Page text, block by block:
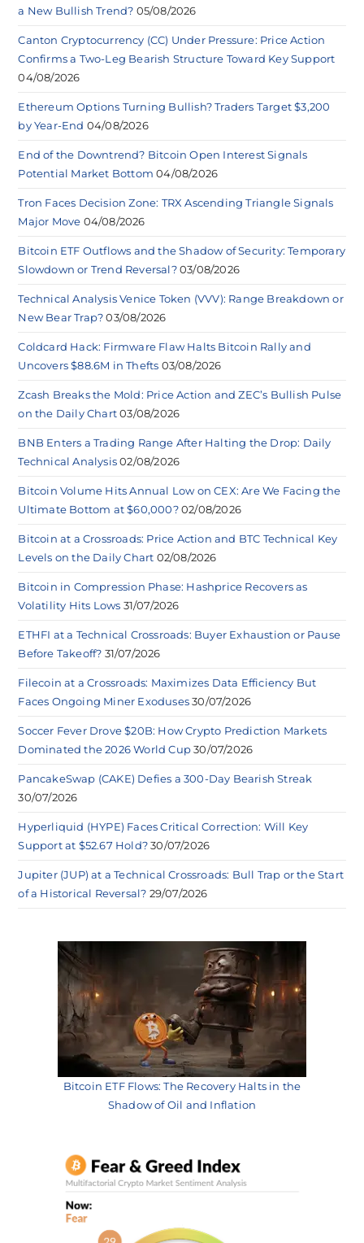
a New Bullish Trend? 05/08/2026
Canton Cryptocurrency (CC) Under Pressure: Price Action
Confirms a Two-Leg Bearish Structure Toward Key Support
04/08/2026
Ethereum Options Turning Bullish? Traders Target $3,200
by Year-End 04/08/2026
End of the Downtrend? Bitcoin Open Interest Signals
Potential Market Bottom 04/08/2026
Tron Faces Decision Zone: TRX Ascending Triangle Signals
Major Move 04/08/2026
Bitcoin ETF Outflows and the Shadow of Security: Temporary
Slowdown or Trend Reversal? 03/08/2026
Technical Analysis Venice Token (VVV): Range Breakdown or
New Bear Trap? 03/08/2026
Coldcard Hack: Firmware Flaw Halts Bitcoin Rally and
Uncovers $88.6M in Thefts 03/08/2026
Zcash Breaks the Mold: Price Action and ZEC’s Bullish Pulse
on the Daily Chart 03/08/2026
BNB Enters a Trading Range After Halting the Drop: Daily
Technical Analysis 02/08/2026
Bitcoin Volume Hits Annual Low on CEX: Are We Facing the
Ultimate Bottom at $60,000? 02/08/2026
Bitcoin at a Crossroads: Price Action and BTC Technical Key
Levels on the Daily Chart 02/08/2026
Bitcoin in Compression Phase: Hashprice Recovers as
Volatility Hits Lows 31/07/2026
ETHFI at a Technical Crossroads: Buyer Exhaustion or Pause
Before Takeoff? 31/07/2026
Filecoin at a Crossroads: Maximizes Data Efficiency But
Faces Ongoing Miner Exoduses 30/07/2026
Soccer Fever Drove $20B: How Crypto Prediction Markets
Dominated the 2026 World Cup 30/07/2026
PancakeSwap (CAKE) Defies a 300-Day Bearish Streak
30/07/2026
Hyperliquid (HYPE) Faces Critical Correction: Will Key
Support at $52.67 Hold? 30/07/2026
Jupiter (JUP) at a Technical Crossroads: Bull Trap or the Start
of a Historical Reversal? 29/07/2026
Bitcoin ETF Flows: The Recovery Halts in the
Shadow of Oil and Inflation